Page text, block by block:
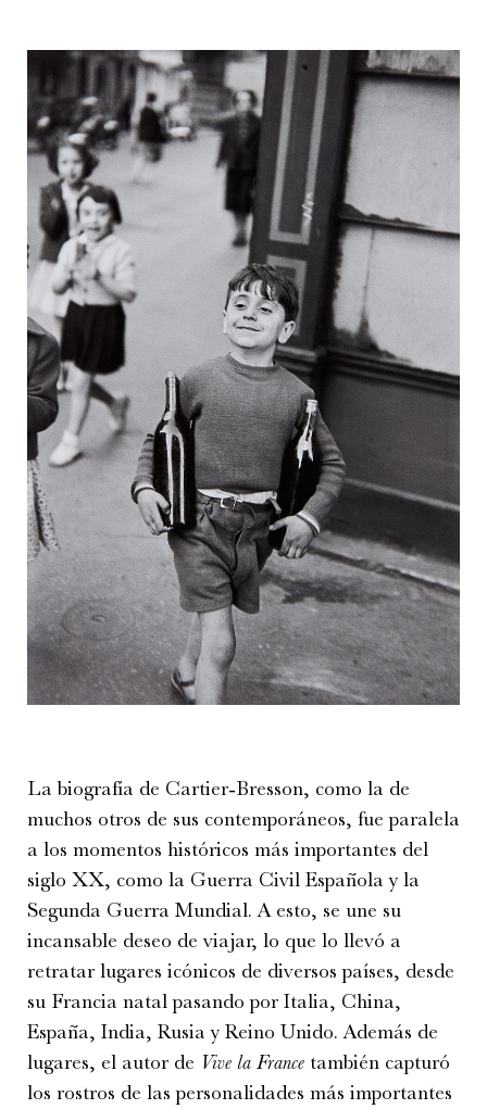
La biografía de Cartier-Bresson, como la de
muchos otros de sus contemporáneos, fue paralela
a los momentos históricos más importantes del
siglo XX, como la Guerra Civil Española y la
Segunda Guerra Mundial. A esto, se une su
incansable deseo de viajar, lo que lo llevó a
retratar lugares icónicos de diversos países, desde
su Francia natal pasando por Italia, China,
España, India, Rusia y Reino Unido. Además de
lugares, el autor de Vive la France también capturó
los rostros de las personalidades más importantes